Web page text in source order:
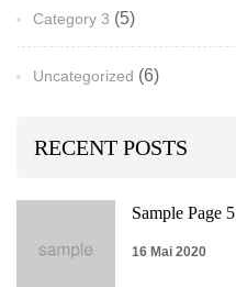
Category 3 (5)
Uncategorized (6)
RECENT POSTS
Sample Page 5
16 Mai 2020